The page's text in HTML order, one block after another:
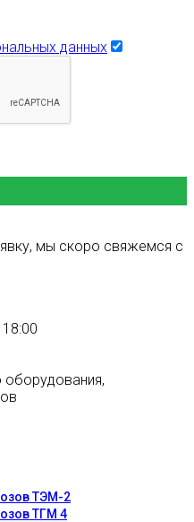
данных
мы скоро свяжемся с
ТЭМ-2
ТГМ 4